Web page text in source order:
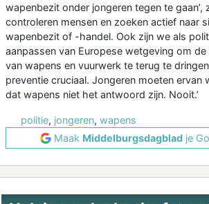
wapenbezit onder jongeren tegen te gaan’,
controleren mensen en zoeken actief naar
wapenbezit of -handel. Ook zijn we als
aanpassen van Europese wetgeving om
van wapens en vuurwerk te terug te
preventie cruciaal. Jongeren moeten ervan
dat wapens niet het antwoord zijn. Nooit.’
politie, jongeren, wapens
Maak Middelburgsdagblad je